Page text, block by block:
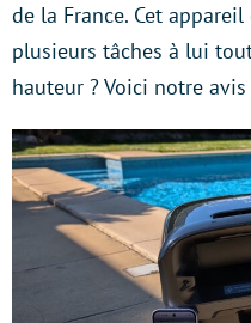
de la France. Cet
plusieurs tâches à lui
hauteur ? Voici notre